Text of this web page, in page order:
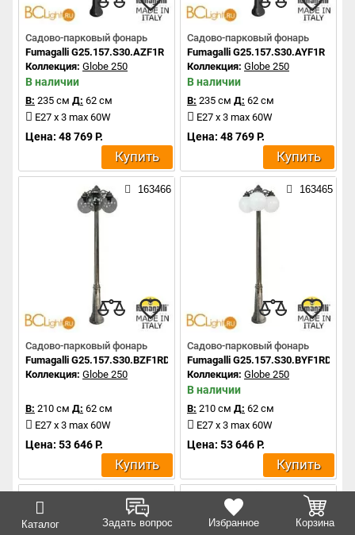
Каталог Задать вопрос Избранное Корзина
Садово-парковый фонарь
Fumagalli G25.157.S30.AZF1R
Коллекция: Globe 250
В наличии
В: 235 см Д: 62 см
E27 x 3 max 60W
Цена: 48 769 Р.
Купить
Садово-парковый фонарь
Fumagalli G25.157.S30.AYF1R
Коллекция: Globe 250
В наличии
В: 235 см Д: 62 см
E27 x 3 max 60W
Цена: 48 769 Р.
Купить
163466
Садово-парковый фонарь
Fumagalli G25.157.S30.BZF1RDN
Коллекция: Globe 250
В: 210 см Д: 62 см
E27 x 3 max 60W
Цена: 53 646 Р.
Купить
163465
Садово-парковый фонарь
Fumagalli G25.157.S30.BYF1RDN
Коллекция: Globe 250
В наличии
В: 210 см Д: 62 см
E27 x 3 max 60W
Цена: 53 646 Р.
Купить
163464 163463